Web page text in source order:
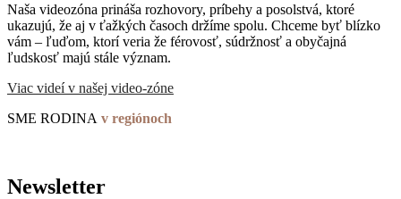
Naša videozóna prináša rozhovory, príbehy a posolstvá, ktoré
ukazujú, že aj v ťažkých časoch držíme spolu. Chceme byť blízko
vám – ľuďom, ktorí veria že férovosť, súdržnosť a obyčajná
ľudskosť majú stále význam.
Viac videí v našej video-zóne
SME RODINA v regiónoch
Newsletter